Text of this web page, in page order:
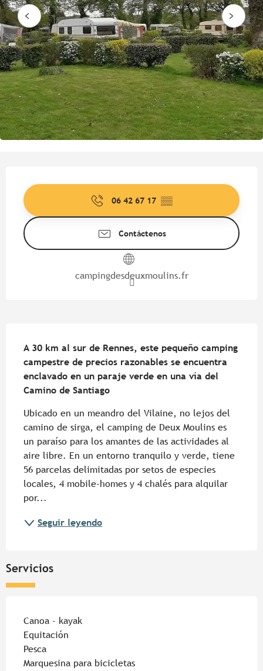
06 42 67 17 ▒▒
Contáctenos
campingdesdeuxmoulins.fr
A 30 km al sur de Rennes, este pequeño camping
campestre de precios razonables se encuentra
enclavado en un paraje verde en una vía del
Camino de Santiago
Ubicado en un meandro del Vilaine, no lejos del
camino de sirga, el camping de Deux Moulins es
un paraíso para los amantes de las actividades al
aire libre. En un entorno tranquilo y verde, tiene
56 parcelas delimitadas por setos de especies
locales, 4 mobile-homes y 4 chalés para alquilar
por...
Seguir leyendo
Servicios
Canoa - kayak
Equitación
Pesca
Marquesina para bicicletas